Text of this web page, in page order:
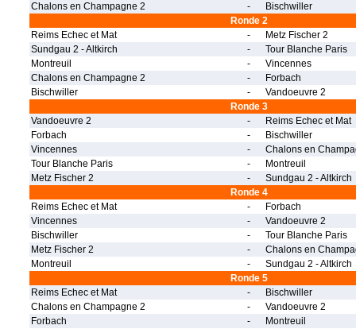
Chalons en Champagne 2
-
Bischwiller
Ronde 2
Reims Echec et Mat
-
Metz Fischer 2
Sundgau 2 - Altkirch
-
Tour Blanche Paris
Montreuil
-
Vincennes
Chalons en Champagne 2
-
Forbach
Bischwiller
-
Vandoeuvre 2
Ronde 3
Vandoeuvre 2
-
Reims Echec et Mat
Forbach
-
Bischwiller
Vincennes
-
Chalons en
Tour Blanche Paris
-
Montreuil
Metz Fischer 2
-
Sundgau 2 - Altkirch
Ronde 4
Reims Echec et Mat
-
Forbach
Vincennes
-
Vandoeuvre 2
Bischwiller
-
Tour Blanche Paris
Metz Fischer 2
-
Chalons en
Montreuil
-
Sundgau 2 - Altkirch
Ronde 5
Reims Echec et Mat
-
Bischwiller
Chalons en Champagne 2
-
Vandoeuvre 2
Forbach
-
Montreuil